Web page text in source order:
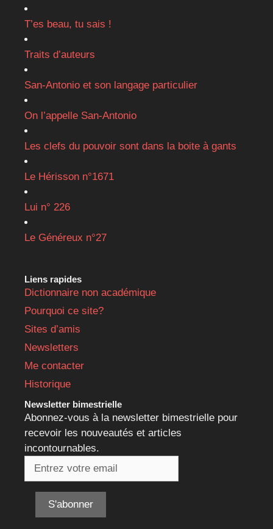
T’es beau, tu sais !
Traits d’auteurs
San-Antonio et son langage particulier
On l’appelle San-Antonio
Les clefs du pouvoir sont dans la boite à gants
Le Hérisson n°1671
Lui n° 226
Le Généreux n°27
Liens rapides
Dictionnaire non académique
Pourquoi ce site?
Sites d’amis
Newsletters
Me contacter
Historique
Newsletter bimestrielle
Abonnez-vous à la newsletter bimestrielle pour
recevoir les nouveautés et articles
incontournables.